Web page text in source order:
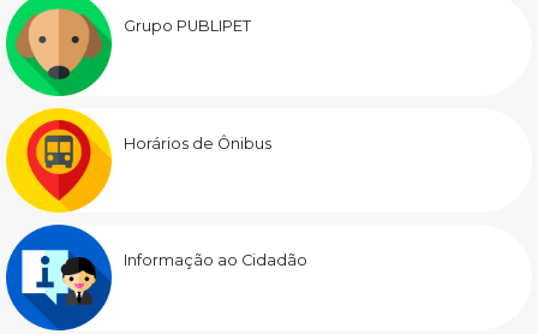
Grupo PUBLIPET
Horários de Ônibus
Informação ao Cidadão